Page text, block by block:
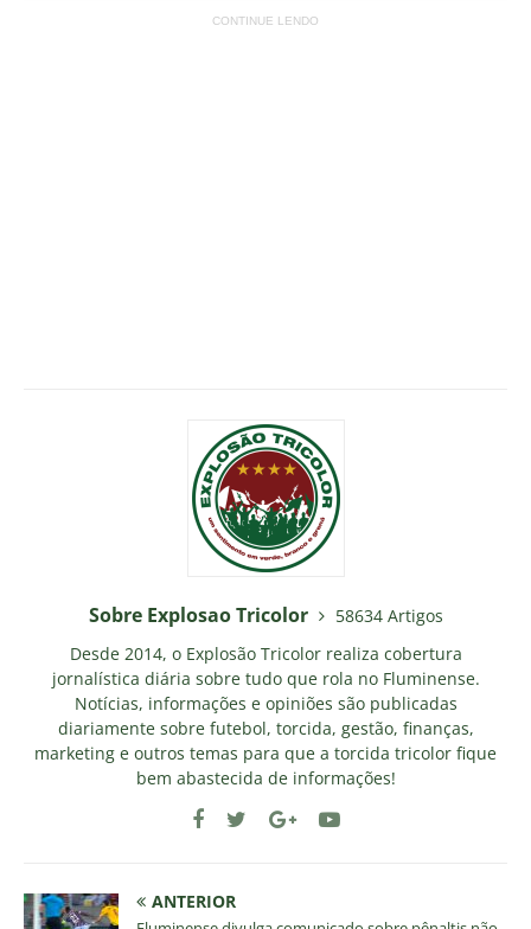
CONTINUE LENDO
Sobre Explosao Tricolor
58634 Artigos
Desde 2014, o Explosão Tricolor realiza cobertura
jornalística diária sobre tudo que rola no Fluminense.
Notícias, informações e opiniões são publicadas
diariamente sobre futebol, torcida, gestão, finanças,
marketing e outros temas para que a torcida tricolor fique
bem abastecida de informações!
ANTERIOR